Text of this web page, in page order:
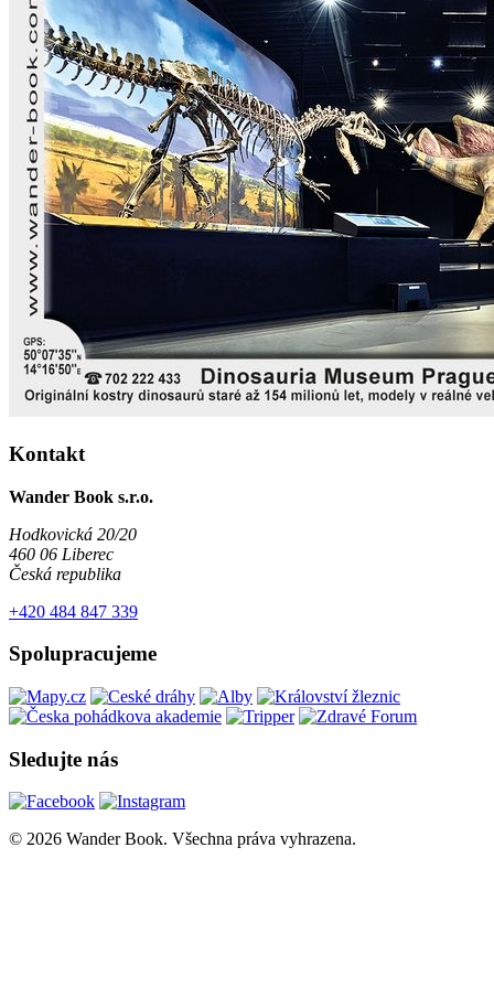
Kontakt
Wander Book s.r.o.
Hodkovická 20/20
460 06 Liberec
Česká republika
+420 484 847 339
Spolupracujeme
Sledujte nás
© 2026 Wander Book. Všechna práva vyhrazena.